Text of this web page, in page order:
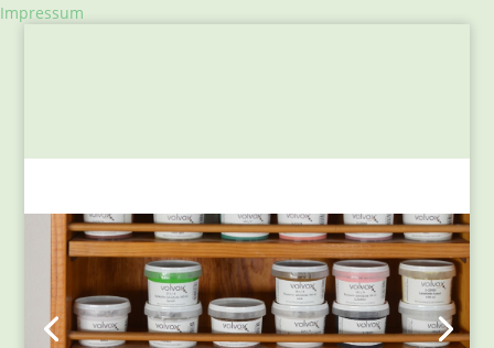
Impressum